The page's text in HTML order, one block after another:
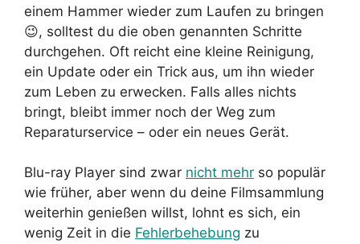
einem Hammer wieder zum Laufen zu bringen
😉, solltest du die oben genannten Schritte
durchgehen. Oft reicht eine kleine Reinigung,
ein Update oder ein Trick aus, um ihn wieder
zum Leben zu erwecken. Falls alles nichts
bringt, bleibt immer noch der Weg zum
Reparaturservice – oder ein neues Gerät.
Blu-ray Player sind zwar nicht mehr so populär
wie früher, aber wenn du deine Filmsammlung
weiterhin genießen willst, lohnt es sich, ein
wenig Zeit in die Fehlerbehebung zu